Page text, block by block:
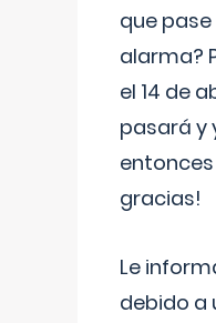
que
alarma?
el 14 de
pasará y
gracias!
Le
debido a